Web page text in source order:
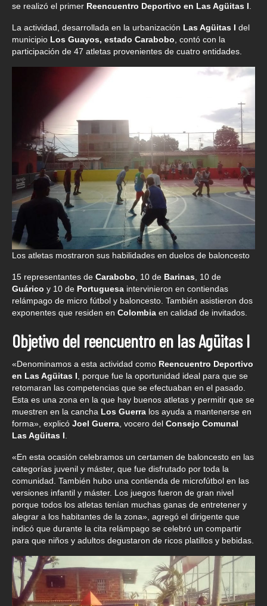
se realizó el primer Reencuentro Deportivo en Las Agüitas I
La actividad, desarrollada en la urbanización Las Agüitas I del
municipio Los Guayos, estado Carabobo , contó con la
participación de 47 atletas provenientes de cuatro entidades.
Los atletas mostraron sus habilidades en duelos de baloncesto
15 representantes de Carabobo , 10 de Barinas , 10 de
Guárico y 10 de Portuguesa intervinieron en contiendas
relámpago de micro fútbol y baloncesto. También asistieron dos
exponentes que residen en Colombia en calidad de invitados.
Objetivo del reencuentro en las Agüitas I
«Denominamos a esta actividad como Reencuentro Deportivo
en Las Agüitas I , porque fue la oportunidad ideal para que se
retomaran las competencias que se efectuaban en el pasado.
Esta es una zona en la que hay buenos atletas y permitir que se
muestren en la cancha Los Guerra los ayuda a mantenerse en
forma», explicó Joel Guerra , vocero del Consejo Comunal
Las Agüitas I
«En esta ocasión celebramos un certamen de baloncesto en las
categorías juvenil y máster, que fue disfrutado por toda la
comunidad. También hubo una contienda de microfútbol en las
versiones infantil y máster. Los juegos fueron de gran nivel
porque todos los atletas tenían muchas ganas de entretener y
alegrar a los habitantes de la zona», agregó el dirigente que
indicó que durante la cita relámpago se celebró un compartir
para que niños y adultos degustaron de ricos platillos y bebidas.